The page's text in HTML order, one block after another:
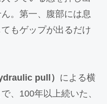
。第一、腹部には息
もゲップが出るだけ
pull） による横
、100年以上続いた、